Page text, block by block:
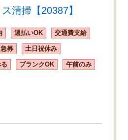
清掃【20387】
週払いOK 交通費支給
急募 土日祝休み
ブランクOK 午前のみ